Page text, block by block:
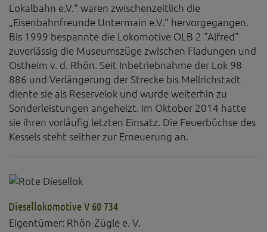
Lokalbahn e.V.“ waren zwischenzeitlich die
„Eisenbahnfreunde Untermain e.V.“ hervorgegangen.
Bis 1999 bespannte die Lokomotive OLB 2 "Alfred"
zuverlässig die Museumszüge zwischen Fladungen und
Ostheim v. d. Rhön. Seit Inbetriebnahme der Lok 98
886 und Verlängerung der Strecke bis Mellrichstadt
diente sie als Reservelok und wurde weiterhin zu
Sonderleistungen angeheizt. Im Oktober 2014 hatte
sie ihren vorläufig letzten Einsatz. Die Feuerbüchse des
Kessels steht seither zur Erneuerung an.
Diesellokomotive V 60 734
Eigentümer: Rhön-Zügle e. V.